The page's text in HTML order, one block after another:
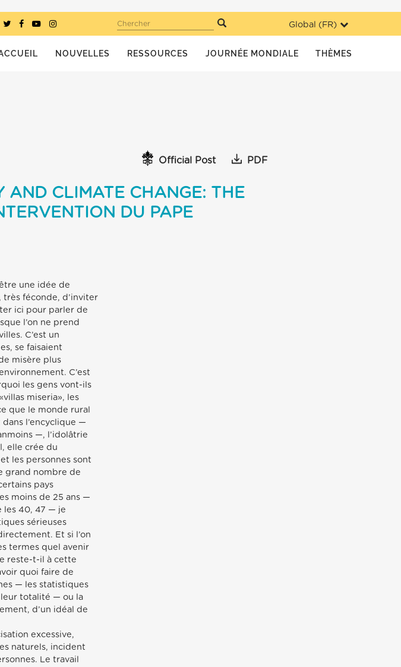
Global (FR)
Chercher
NOUVELLES RESSOURCES JOURNÉE MONDIALE THÈMES
Official Post PDF
AND CLIMATE CHANGE: THE
DU PAPE
une idée de
très féconde, d’inviter
ici pour parler de
l’on ne prend
C’est un
se faisaient
misère plus
C’est
les gens vont-ils
miseria», les
que le monde rural
l’encyclique —
—, l’idolâtrie
elle crée du
les personnes sont
grand nombre de
pays
moins de 25 ans —
les 40, 47 — je
sérieuses
Et si l’on
termes quel avenir
reste-t-il à cette
quoi faire de
— les statistiques
leur totalité — ou la
d’un idéal de
excessive,
naturels, incident
Le travail